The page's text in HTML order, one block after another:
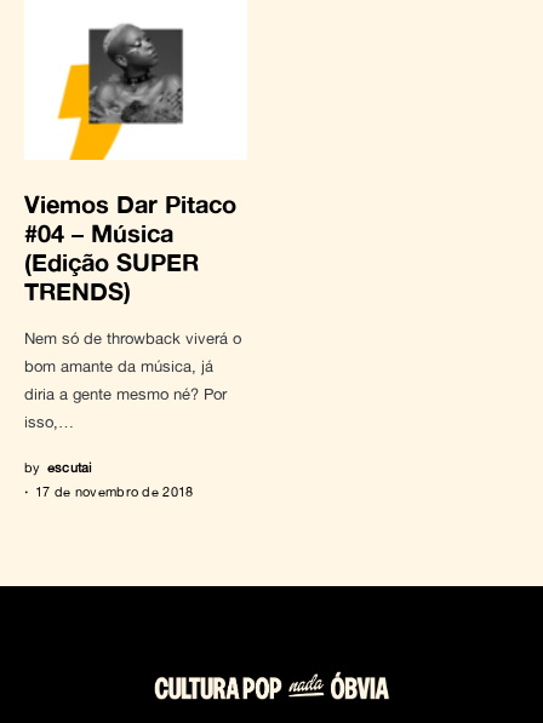
Viemos Dar Pitaco
#04 – Música
(Edição SUPER
TRENDS)
Nem só de throwback viverá o
bom amante da música, já
diria a gente mesmo né? Por
isso,…
by escutai
17 de novembro de 2018